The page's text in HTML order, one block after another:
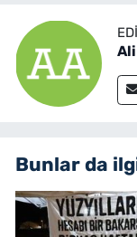
Ali
Bunlar da